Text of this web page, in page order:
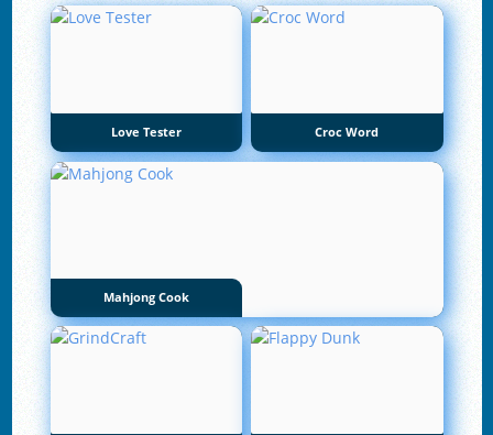
Love Tester Croc Word
Mahjong Cook